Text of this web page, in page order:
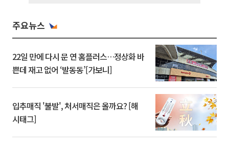
주요뉴스
22일 만에 다시 문 연 홈플러스…정상화 바
쁜데 재고 없어 ‘발동동’[가보니]
입추매직 '불발', 처서매직은 올까요? [해
시태그]